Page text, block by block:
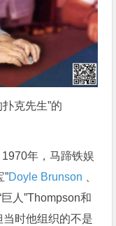
克先生”的
1970年，马蹄铁娱
”Doyle Brunson
巨人”Thompson和
当时他组织的不是